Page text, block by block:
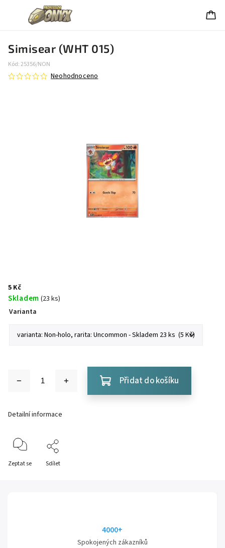
Simisear (WHT 015)
Kód:25356/NON
Neohodnoceno
5 Kč
Skladem (23 ks)
Varianta
Přidat do košíku
Detailní informace
Zeptat se Sdílet
4000+
Spokojených zákazníků